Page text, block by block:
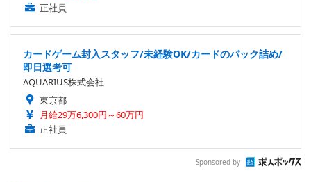
正社員
カードゲーム封入スタッフ/未経験OK/カードのパック詰め/
即日選考可
AQUARIUS株式会社
東京都
月給29万6,300円～60万円
正社員
Sponsored by